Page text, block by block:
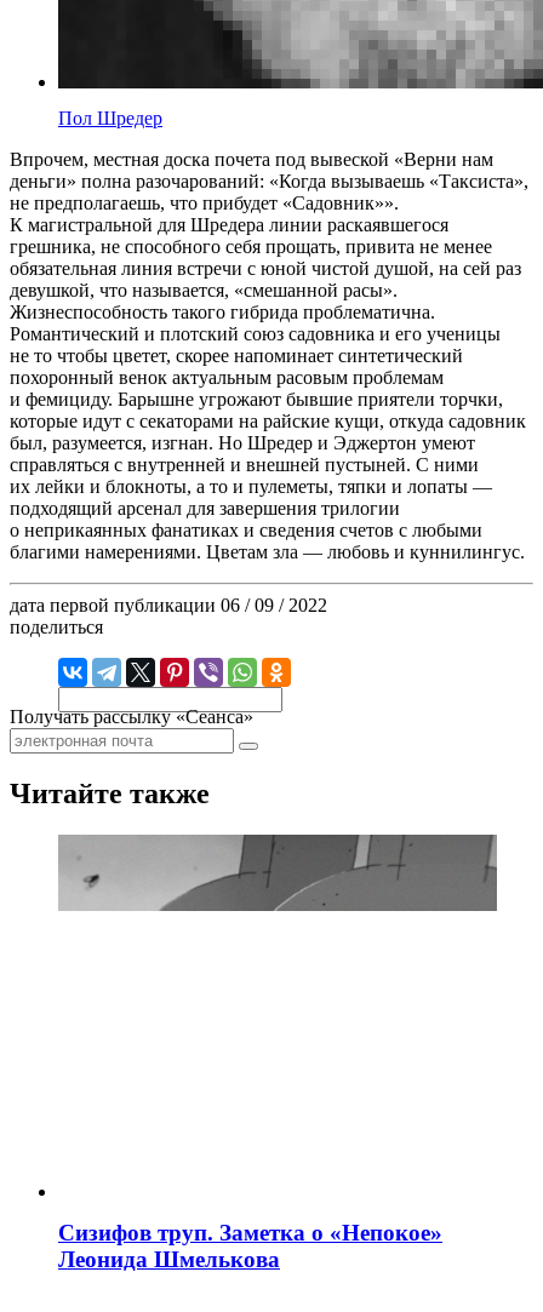
Пол Шредер
Впрочем, местная доска почета под вывеской «Верни нам
деньги» полна разочарований: «Когда вызываешь «Таксиста»,
не предполагаешь, что прибудет «Садовник»».
К магистральной для Шредера линии раскаявшегося
грешника, не способного себя прощать, привита не менее
обязательная линия встречи с юной чистой душой, на сей раз
девушкой, что называется, «смешанной расы».
Жизнеспособность такого гибрида проблематична.
Романтический и плотский союз садовника и его ученицы
не то чтобы цветет, скорее напоминает синтетический
похоронный венок актуальным расовым проблемам
и фемициду. Барышне угрожают бывшие приятели торчки,
которые идут с секаторами на райские кущи, откуда садовник
был, разумеется, изгнан. Но Шредер и Эджертон умеют
справляться с внутренней и внешней пустыней. С ними
их лейки и блокноты, а то и пулеметы, тяпки и лопаты —
подходящий арсенал для завершения трилогии
о неприкаянных фанатиках и сведения счетов с любыми
благими намерениями. Цветам зла — любовь и куннилингус.
дата первой публикации 06 / 09 / 2022
поделиться
Получать рассылку «Сеанса»
Читайте также
Сизифов труп. Заметка о «Непокое»
Леонида Шмелькова